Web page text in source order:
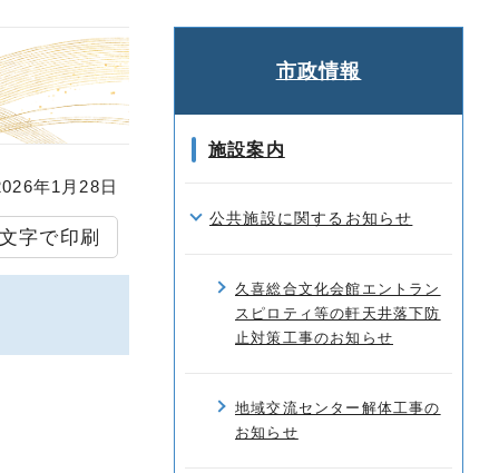
年1月28日
字で印刷
市政情報
施設案内
公共施設に関するお知らせ
久喜総合文化会館エントラン
スピロティ等の軒天井落下防
止対策工事のお知らせ
地域交流センター解体工事の
お知らせ